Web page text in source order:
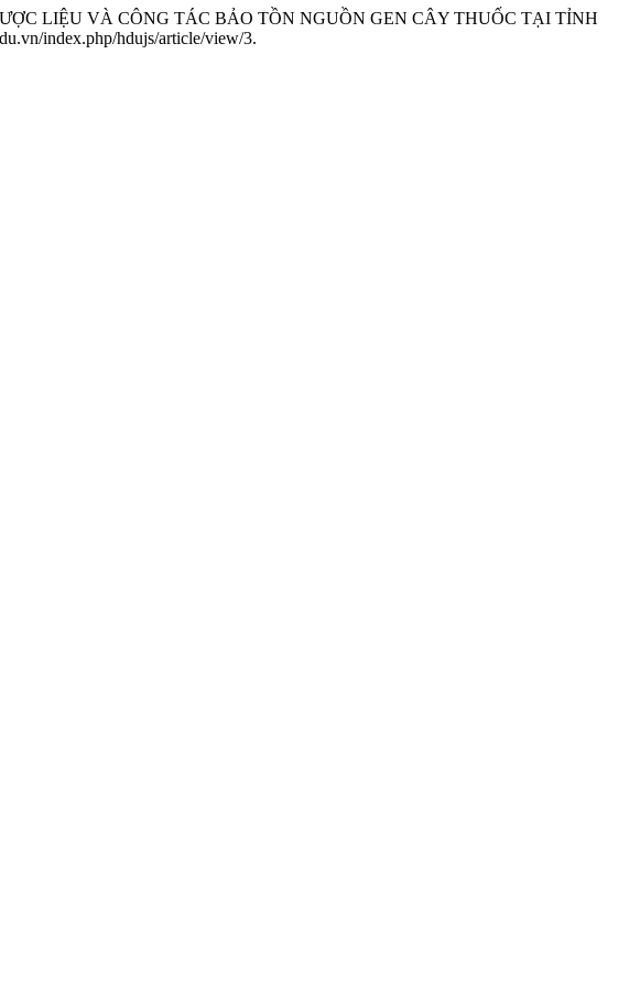
LIỆU VÀ CÔNG TÁC BẢO TỒN NGUỒN GEN CÂY THUỐC TẠI TỈNH
index.php/hdujs/article/view/3.